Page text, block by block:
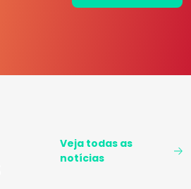
Veja todas as
notícias